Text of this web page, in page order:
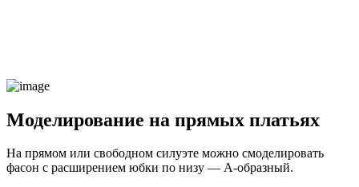
Моделирование на прямых платьях
На прямом или свободном силуэте можно смоделировать
фасон с расширением юбки по низу — А-образный.